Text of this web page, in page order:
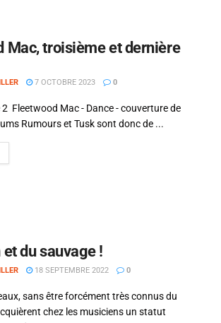
Mac, troisième et dernière
7 OCTOBRE 2023 0
Fleetwood Mac - Dance - couverture de
Rumours et Tusk sont donc de ...
et du sauvage !
18 SEPTEMBRE 2022 0
sans être forcément très connus du
chez les musiciens un statut